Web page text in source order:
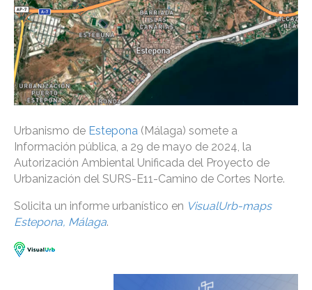
Urbanismo de Estepona (Málaga) somete a
Información pública, a 29 de mayo de 2024, la
Autorización Ambiental Unificada del Proyecto de
Urbanización del SURS-E11-Camino de Cortes Norte.
Solicita un informe urbanístico en VisualUrb-maps
Estepona, Málaga.